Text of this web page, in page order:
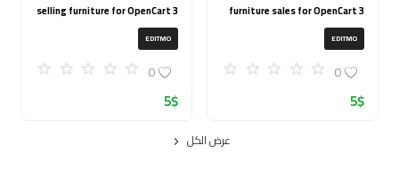
furniture sales for OpenCart 3
(ZIP)
EDITMO
0
5$
selling furniture for OpenCart 3
(ZIP)
EDITMO
0
5$
عرض الكل